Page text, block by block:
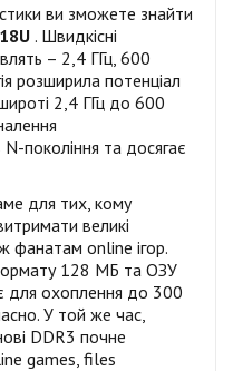
ви зможете знайти
. Швидкісні
– 2,4 ГГц, 600
розширила потенціал
2,4 ГГц до 600
покоління та досягає
для тих, кому
великі
фанатам online ігор.
128 МБ та ОЗУ
для охоплення до 300
У той же час,
DDR3 почне
games, files